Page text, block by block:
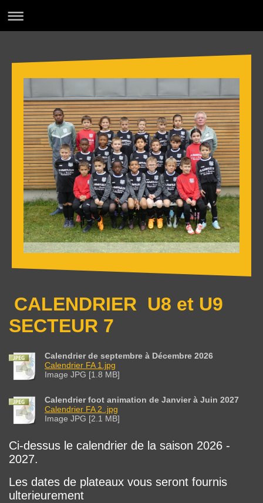
CALENDRIER U8 et U9
SECTEUR 7
Calendrier de septembre à Décembre 2026
Calendrier FA 1.jpg
Image JPG [1.8 MB]
Calendrier foot animation de Janvier à Juin 2027
Calendrier FA 2 .jpg
Image JPG [2.1 MB]
Ci-dessus le calendrier de la saison 2026 -
2027.
Les dates de plateaux vous seront fournis
ulterieurement